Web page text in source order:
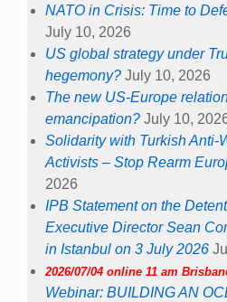
NATO in Crisis: Time to
July 10, 2026
US global strategy under
hegemony? July 10, 2026
The new US-Europe
emancipation? July 10,
Solidarity with Turkish Anti-
Activists – Stop Rearm
2026
IPB Statement on the
Executive Director Sean
in Istanbul on 3 July 2026
2026/07/04 online 11 am
Webinar: BUILDING AN